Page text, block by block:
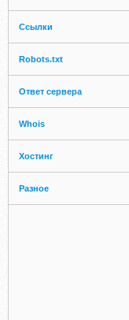
Ссылки
Robots.txt
Ответ сервера
Whois
Хостинг
Разное